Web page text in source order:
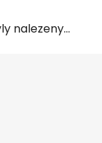
nalezeny...